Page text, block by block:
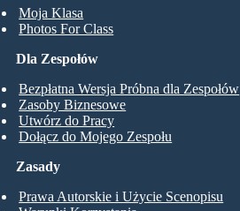
Moja Klasa
Photos For Class
Dla Zespołów
Bezpłatna Wersja Próbna dla Zespołów
Zasoby Biznesowe
Utwórz do Pracy
Dołącz do Mojego Zespołu
Zasady
Prawa Autorskie i Użycie Scenopisu